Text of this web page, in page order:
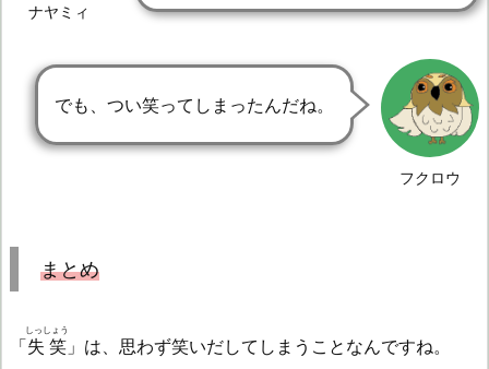
ナヤミィ
フクロウ
でも、つい笑ってしまったんだね。
まとめ
「失笑
しっしょう
」は、思わず笑いだしてしまうことなんですね。